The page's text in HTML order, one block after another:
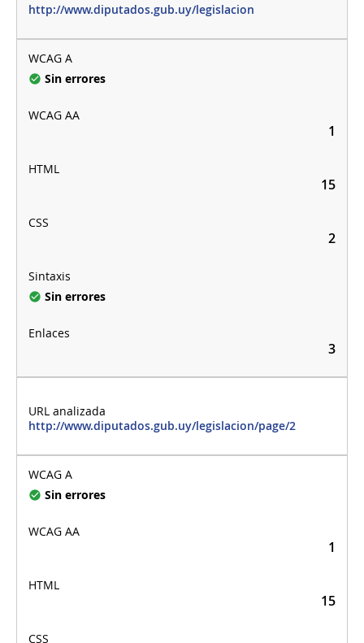
http://www.diputados.gub.uy/legislacion
Sin errores
1
15
2
Sin errores
3
http://www.diputados.gub.uy/legislacion/page/2
Sin errores
1
15